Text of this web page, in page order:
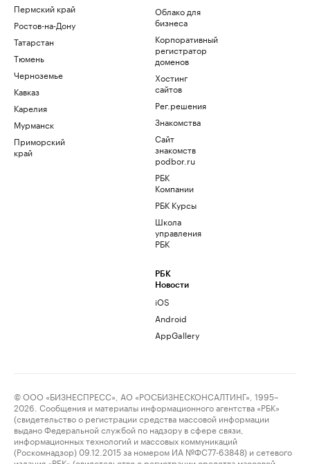
Пермский край
Ростов-на-Дону
Татарстан
Тюмень
Черноземье
Кавказ
Карелия
Мурманск
Приморский
край
Облако для
бизнеса
Корпоративный
регистратор
доменов
Хостинг
сайтов
Рег.решения
Знакомства
Сайт
знакомств
podbor.ru
РБК
Компании
РБК Курсы
Школа
управления
РБК
РБК
Новости
iOS
Android
AppGallery
© ООО «БИЗНЕСПРЕСС», АО «РОСБИЗНЕСКОНСАЛТИНГ», 1995–
2026. Сообщения и материалы информационного агентства «РБК»
(свидетельство о регистрации средства массовой информации
выдано Федеральной службой по надзору в сфере связи,
информационных технологий и массовых коммуникаций
(Роскомнадзор) 09.12.2015 за номером ИА №ФС77-63848) и сетевого